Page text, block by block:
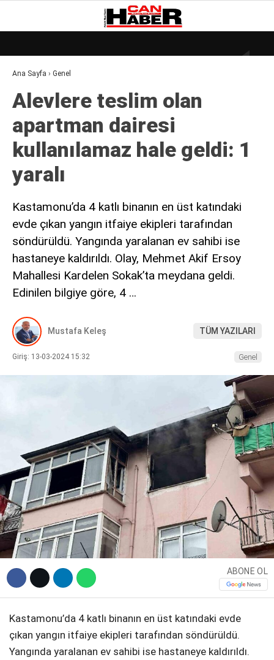
Facebook
Instagram
Youtube
26.1°
GALERİ
DÜNYA
EKONOMI
GÜNDEM
KÜLÜR – SANAT
SAĞLIK
POLITIKA
ASAYIŞ
DIĞER
Ana Sayfa › Genel
Alevlere teslim olan
apartman dairesi
kullanılamaz hale geldi: 1
yaralı
Kastamonu’da 4 katlı binanın en üst katındaki
evde çıkan yangın itfaiye ekipleri tarafından
söndürüldü. Yangında yaralanan ev sahibi ise
hastaneye kaldırıldı. Olay, Mehmet Akif Ersoy
Mahallesi Kardelen Sokak’ta meydana geldi.
Edinilen bilgiye göre, 4 …
Mustafa Keleş TÜM YAZILARI
Giriş: 13-03-2024 15:32 Genel
ABONE OL
Kastamonu’da 4 katlı binanın en üst katındaki evde
çıkan yangın itfaiye ekipleri tarafından söndürüldü.
Yangında yaralanan ev sahibi ise hastaneye kaldırıldı.